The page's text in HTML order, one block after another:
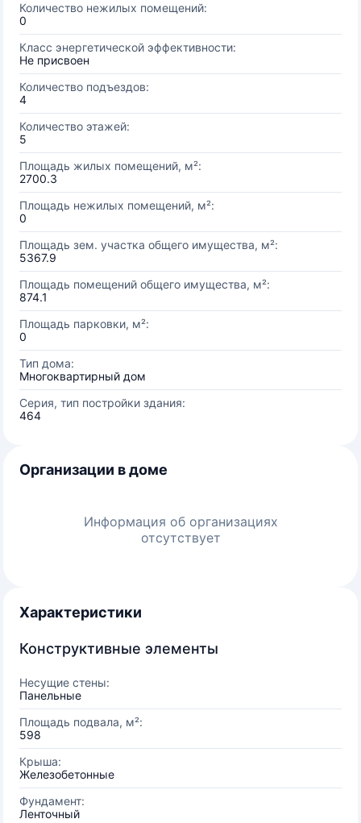
Количество нежилых помещений:
0
Класс энергетической эффективности:
Не присвоен
Количество подъездов:
4
Количество этажей:
5
Площадь жилых помещений, м²:
2700.3
Площадь нежилых помещений, м²:
0
Площадь зем. участка общего имущества, м²:
5367.9
Площадь помещений общего имущества, м²:
874.1
Площадь парковки, м²:
0
Тип дома:
Многоквартирный дом
Серия, тип постройки здания:
464
Организации в доме
Информация об организациях
отсутствует
Характеристики
Конструктивные элементы
Несущие стены:
Панельные
Площадь подвала, м²:
598
Крыша:
Железобетонные
Фундамент:
Ленточный